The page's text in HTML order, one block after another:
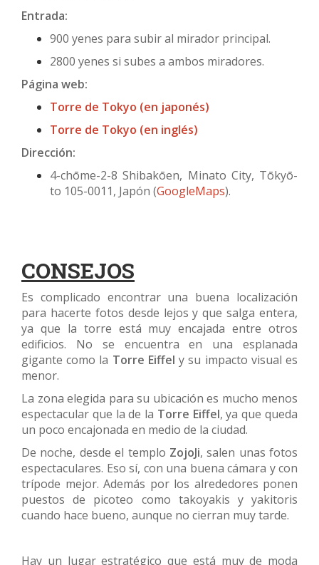
Entrada:
900 yenes para subir al mirador principal.
2800 yenes si subes a ambos miradores.
Página web:
Torre de Tokyo (en japonés)
Torre de Tokyo (en inglés)
Dirección:
4-chōme-2-8 Shibakōen, Minato City, Tōkyō-
to 105-0011, Japón (GoogleMaps).
CONSEJOS
Es complicado encontrar una buena localización
para hacerte fotos desde lejos y que salga entera,
ya que la torre está muy encajada entre otros
edificios. No se encuentra en una esplanada
gigante como la Torre Eiffel y su impacto visual es
menor.
La zona elegida para su ubicación es mucho menos
espectacular que la de la Torre Eiffel, ya que queda
un poco encajonada en medio de la ciudad.
De noche, desde el templo ZojoJi, salen unas fotos
espectaculares. Eso sí, con una buena cámara y con
trípode mejor. Además por los alrededores ponen
puestos de picoteo como takoyakis y yakitoris
cuando hace bueno, aunque no cierran muy tarde.
Hay un lugar estratégico que está muy de moda